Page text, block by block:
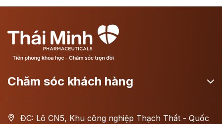
ĐC: Lô CN5, Khu công nghiệp Thạch Thất - Quốc
Chăm sóc khách hàng